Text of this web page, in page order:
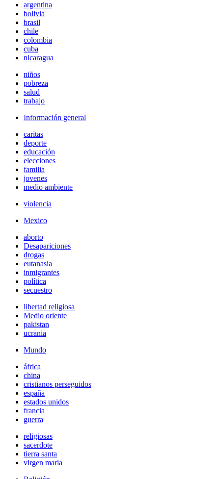
argentina
bolivia
brasil
chile
colombia
cuba
nicaragua
niños
pobreza
salud
trabajo
Información general
caritas
deporte
educación
elecciones
familia
jovenes
medio ambiente
violencia
Mexico
aborto
Desapariciones
drogas
eutanasia
inmigrantes
política
secuestro
libertad religiosa
Medio oriente
pakistan
ucrania
Mundo
áfrica
china
cristianos perseguidos
españa
estados unidos
francia
guerra
religiosas
sacerdote
tierra santa
virgen maria